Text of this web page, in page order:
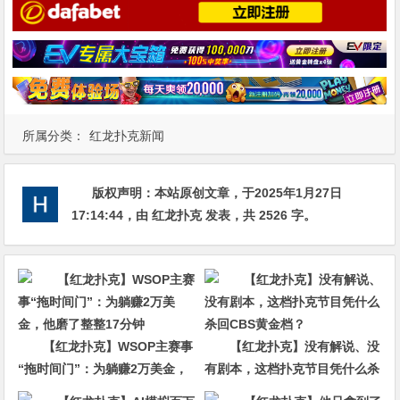
所属分类： 红龙扑克新闻
版权声明：本站原创文章，于2025年1月27日
17:14:44 ，由红龙扑克发表，共 2526 字。
【红龙扑克】WSOP主赛事
“拖时间门”：为躺赚2万美金，
他磨了整整17分钟
【红龙扑克】没有解说、没
有剧本，这档扑克节目凭什么杀
回CBS黄金档？